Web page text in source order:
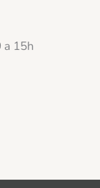
a 15h